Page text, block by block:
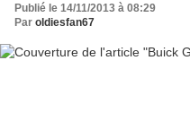
Publié le 14/11/2013 à 08:29
Par oldiesfan67